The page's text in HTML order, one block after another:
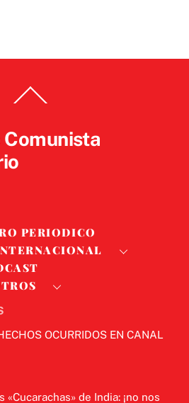
To
Comunista
PERIODICO
OCURRIDOS EN CANAL
«Cucarachas» de India: ¡no nos